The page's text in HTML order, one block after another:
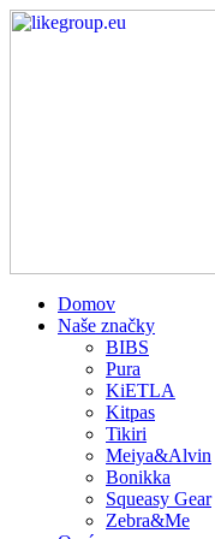
Domov
Naše značky
BIBS
Pura
KiETLA
Kitpas
Tikiri
Meiya&Alvin
Bonikka
Squeasy Gear
Zebra&Me